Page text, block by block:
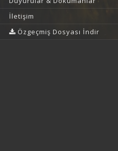
İletişim
Özgeçmiş Dosyası İndir